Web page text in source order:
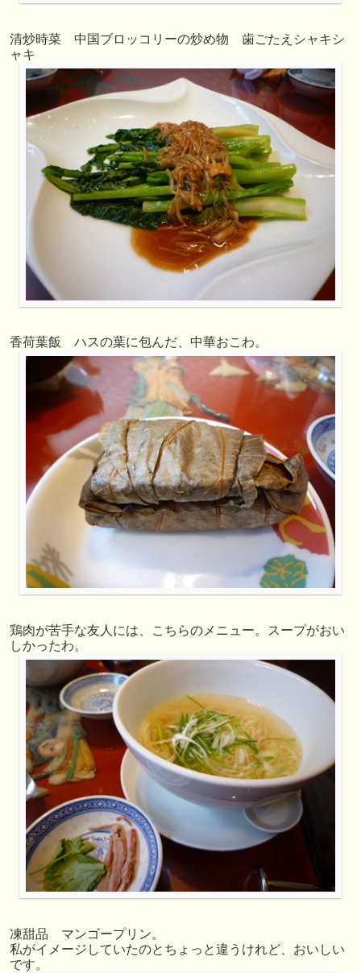
清炒時菜 中国ブロッコリーの炒め物 歯ごたえシャキシ
ャキ
香荷葉飯 ハスの葉に包んだ、中華おこわ。
鶏肉が苦手な友人には、こちらのメニュー。スープがおい
しかったわ。
凍甜品 マンゴープリン。
私がイメージしていたのとちょっと違うけれど、おいしい
です。